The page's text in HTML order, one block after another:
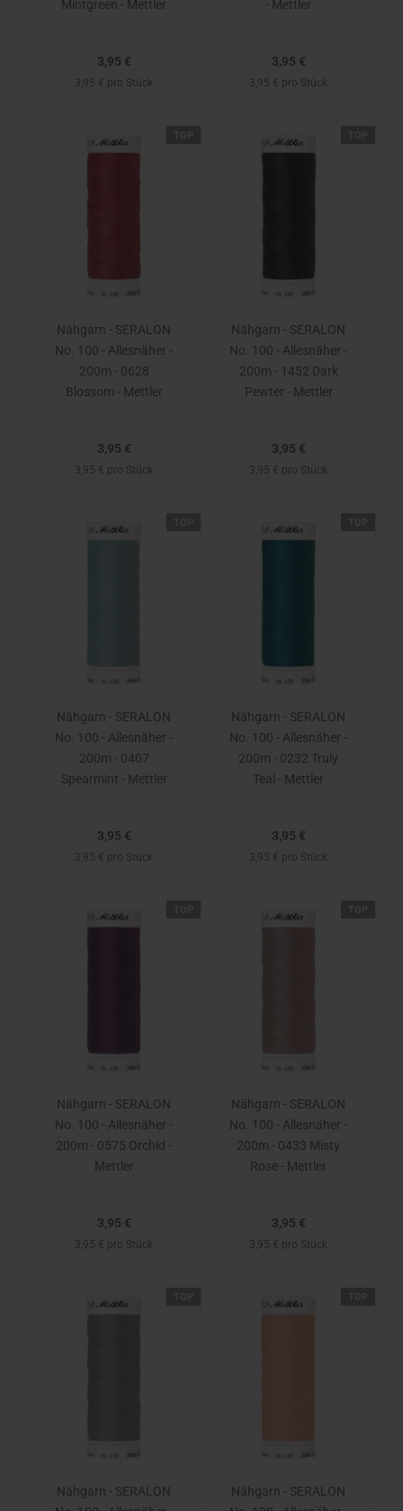
Mintgreen - Mettler
3,95 €
3,95 € pro Stück
- Mettler
3,95 €
3,95 € pro Stück
Nähgarn - SERALON
No. 100 - Allesnäher -
200m - 0628
Blossom - Mettler
3,95 €
3,95 € pro Stück
Nähgarn - SERALON
No. 100 - Allesnäher -
200m - 1452 Dark
Pewter - Mettler
3,95 €
3,95 € pro Stück
Nähgarn - SERALON
No. 100 - Allesnäher -
200m - 0407
Spearmint - Mettler
3,95 €
3,95 € pro Stück
Nähgarn - SERALON
No. 100 - Allesnäher -
200m - 0232 Truly
Teal - Mettler
3,95 €
3,95 € pro Stück
Nähgarn - SERALON
No. 100 - Allesnäher -
200m - 0575 Orchid -
Mettler
3,95 €
3,95 € pro Stück
Nähgarn - SERALON
No. 100 - Allesnäher -
200m - 0433 Misty
Rose - Mettler
3,95 €
3,95 € pro Stück
Nähgarn - SERALON
Nähgarn - SERALON